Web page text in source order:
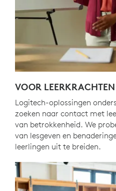
VOOR LEERKRACHTEN
Logitech-oplossingen
zoeken naar contact met
van betrokkenheid. We
van lesgeven en
leerlingen uit te breiden.